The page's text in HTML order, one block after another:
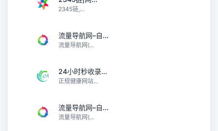
2345链,...
流量导航网–自...
流量导航网(...
24小时秒收录...
正规健康网站...
流量导航网–自...
流量导航网(...